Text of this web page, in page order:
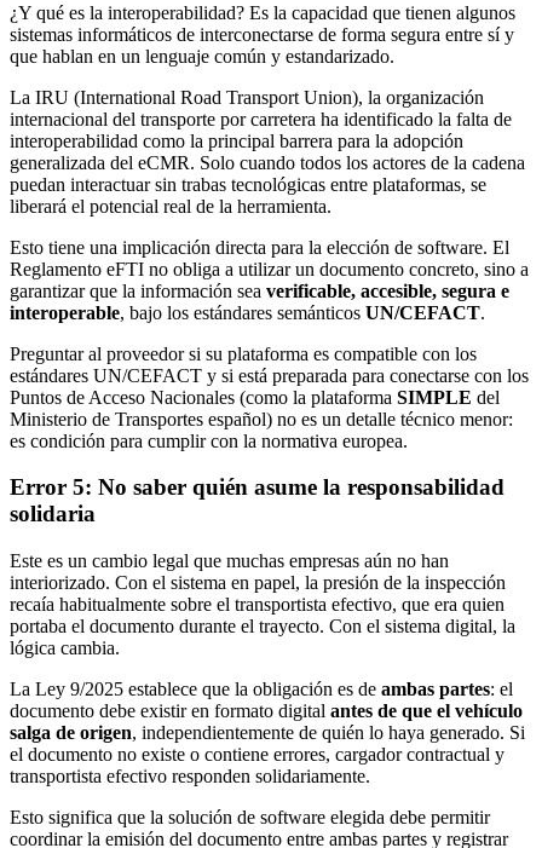
¿Y qué es la interoperabilidad? Es la capacidad que tienen algunos
sistemas informáticos de interconectarse de forma segura entre sí y
que hablan en un lenguaje común y estandarizado.
La IRU (International Road Transport Union), la organización
internacional del transporte por carretera ha identificado la falta de
interoperabilidad como la principal barrera para la adopción
generalizada del eCMR. Solo cuando todos los actores de la cadena
puedan interactuar sin trabas tecnológicas entre plataformas, se
liberará el potencial real de la herramienta.
Esto tiene una implicación directa para la elección de software. El
Reglamento eFTI no obliga a utilizar un documento concreto, sino a
garantizar que la información sea verificable, accesible, segura e
interoperable, bajo los estándares semánticos UN/CEFACT.
Preguntar al proveedor si su plataforma es compatible con los
estándares UN/CEFACT y si está preparada para conectarse con los
Puntos de Acceso Nacionales (como la plataforma SIMPLE del
Ministerio de Transportes español) no es un detalle técnico menor:
es condición para cumplir con la normativa europea.
Error 5: No saber quién asume la responsabilidad
solidaria
Este es un cambio legal que muchas empresas aún no han
interiorizado. Con el sistema en papel, la presión de la inspección
recaía habitualmente sobre el transportista efectivo, que era quien
portaba el documento durante el trayecto. Con el sistema digital, la
lógica cambia.
La Ley 9/2025 establece que la obligación es de ambas partes: el
documento debe existir en formato digital antes de que el vehículo
salga de origen, independientemente de quién lo haya generado. Si
el documento no existe o contiene errores, cargador contractual y
transportista efectivo responden solidariamente.
Esto significa que la solución de software elegida debe permitir
coordinar la emisión del documento entre ambas partes y registrar